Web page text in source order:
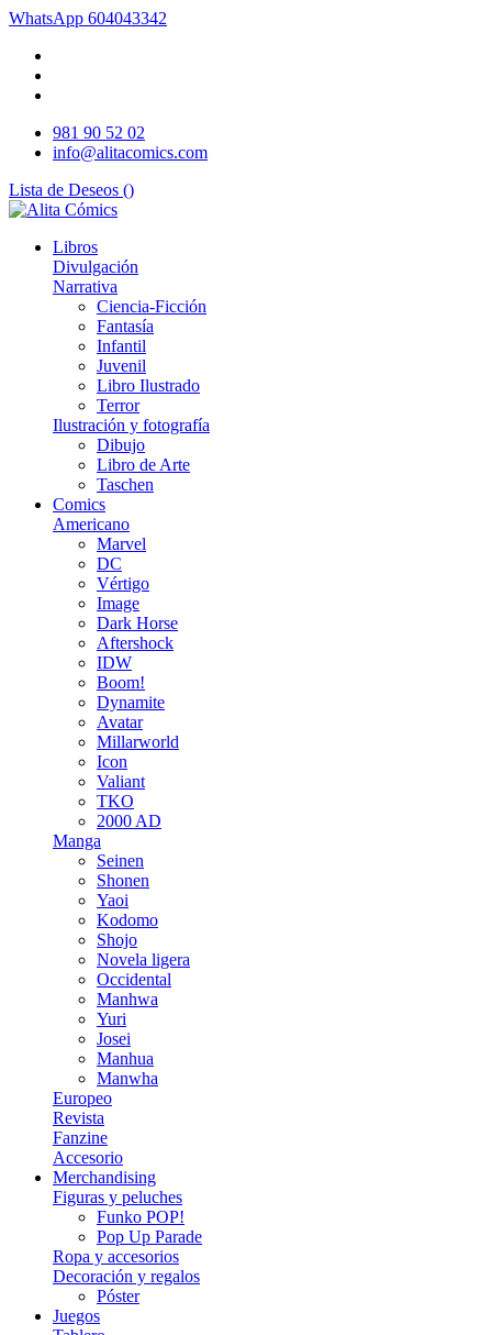
WhatsApp 604043342
981 90 52 02
info@alitacomics.com
Lista de Deseos ()
Libros
Divulgación
Narrativa
Ciencia-Ficción
Fantasía
Infantil
Juvenil
Libro Ilustrado
Terror
Ilustración y fotografía
Dibujo
Libro de Arte
Taschen
Comics
Americano
Marvel
DC
Vértigo
Image
Dark Horse
Aftershock
IDW
Boom!
Dynamite
Avatar
Millarworld
Icon
Valiant
TKO
2000 AD
Manga
Seinen
Shonen
Yaoi
Kodomo
Shojo
Novela ligera
Occidental
Manhwa
Yuri
Josei
Manhua
Manwha
Europeo
Revista
Fanzine
Accesorio
Merchandising
Figuras y peluches
Funko POP!
Pop Up Parade
Ropa y accesorios
Decoración y regalos
Póster
Juegos